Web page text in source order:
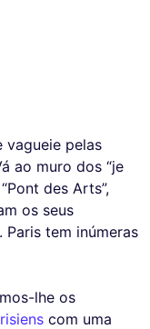
vagueie pelas
ao muro dos “je
des Arts”,
os seus
tem inúmeras
lhe os
com uma